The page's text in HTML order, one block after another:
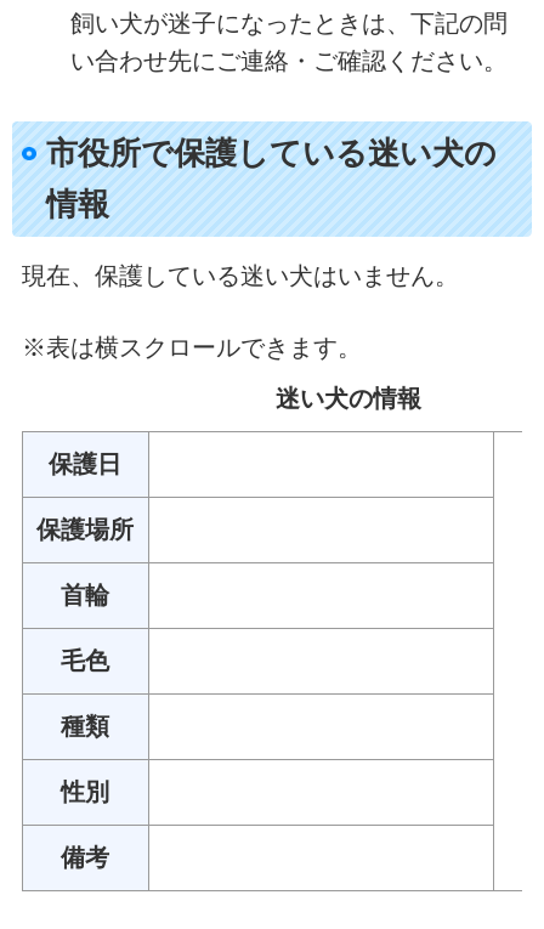
飼い犬が迷子になったときは、下記の問
い合わせ先にご連絡・ご確認ください。
市役所で保護している迷い犬の
情報
現在、保護している迷い犬はいません。
※表は横スクロールできます。
迷い犬の情報
保護日
保護場所
首輪
毛色
種類
性別
備考